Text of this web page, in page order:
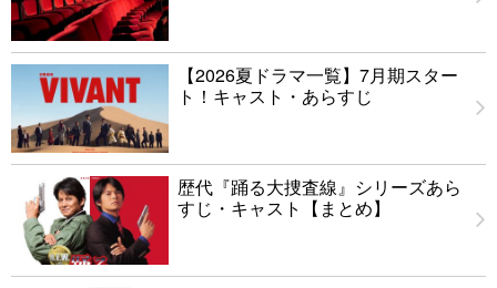
【2026夏ドラマ一覧】7月期スター
ト！キャスト・あらすじ
歴代『踊る大捜査線』シリーズあら
すじ・キャスト【まとめ】